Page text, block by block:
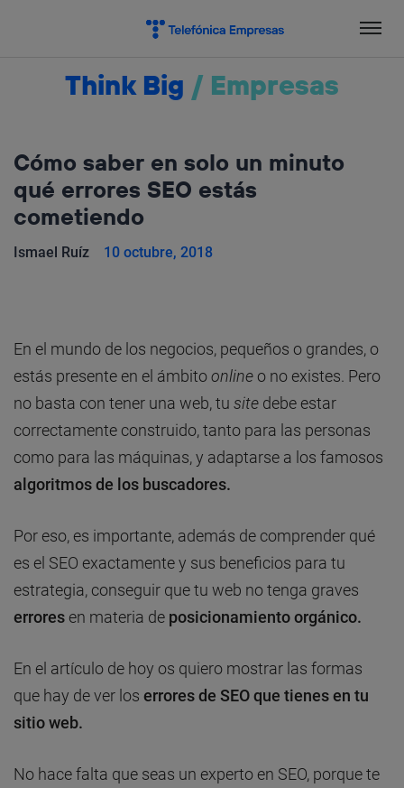
Think Big / Empresas
Cómo saber en solo un minuto
qué errores SEO estás
cometiendo
Ismael Ruíz 10 octubre, 2018
En el mundo de los negocios, pequeños o grandes, o
estás presente en el ámbitoonline o no existes. Pero
no basta con tener una web, tu site debe estar
correctamente construido, tanto para las personas
como para las máquinas, y adaptarse a los famosos
algoritmos de los buscadores.
Por eso, es importante, además de comprender qué
es el SEO exactamente y sus beneficios para tu
estrategia, conseguir que tu web no tenga graves
errores en materia de posicionamiento orgánico.
En el artículo de hoy os quiero mostrar las formas
que hay de ver los errores de SEO que tienes en tu
sitio web.
No hace falta que seas un experto en SEO, porque te